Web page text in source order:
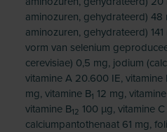
aminozuren, gehydrateerd) 48
aminozuren, gehydrateerd)
vorm van selenium
cerevisiae) 0,5 mg, jodium
vitamine A 20.600 IE, vitamine
mg, vitamine B1 12 mg,
vitamine B12 100 µg, vitamine
calciumpantothenaat 61 mg,